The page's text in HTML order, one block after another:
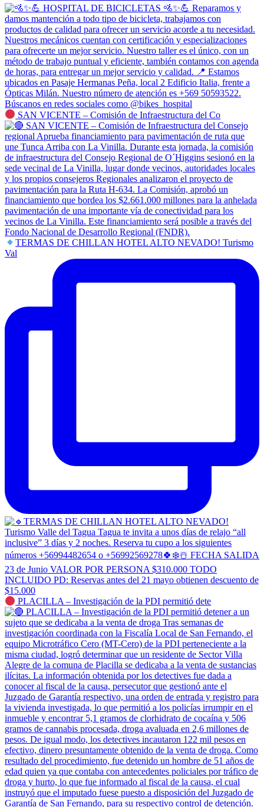
SAN VICENTE – Comisión de Infraestructura del Co
TERMAS DE CHILLAN HOTEL ALTO NEVADO! Turismo
Val
PLACILLA – Investigación de la PDI permitió dete